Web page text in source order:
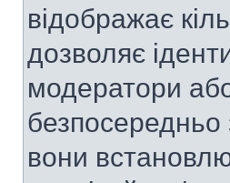
відображає
дозволяє
модератори
безпосередньо
вони